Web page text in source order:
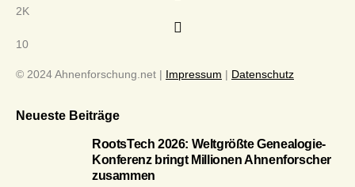
2K
10
© 2024 Ahnenforschung.net | Impressum | Datenschutz
Neueste Beiträge
RootsTech 2026: Weltgrößte Genealogie-
Konferenz bringt Millionen Ahnenforscher
zusammen